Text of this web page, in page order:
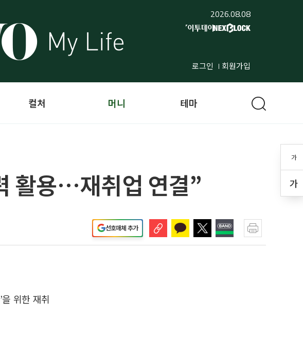
2026.08.08
로그인 회원가입
가
가
컬처 머니 테마
활용…재취업 연결”
선호매체 추가
위한 재취